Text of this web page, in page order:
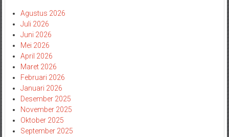
Agustus 2026
Juli 2026
Juni 2026
Mei 2026
April 2026
Maret 2026
Februari 2026
Januari 2026
Desember 2025
November 2025
Oktober 2025
September 2025